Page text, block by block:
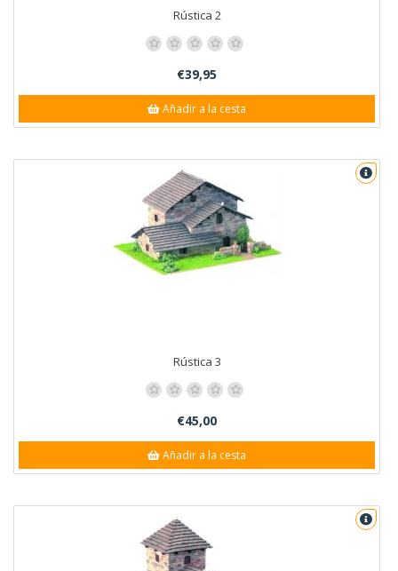
Rústica 2
€39,95
Añadir a la cesta
Rústica 3
€45,00
Añadir a la cesta